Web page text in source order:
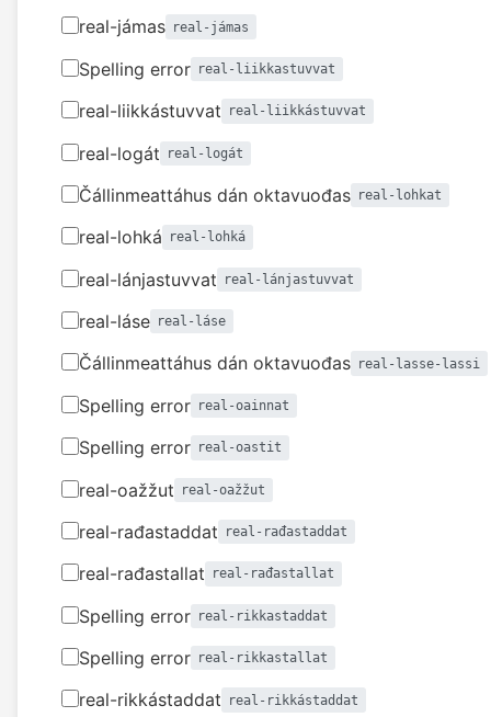
real-jámas real-jámas
Spelling error real-liikkastuvvat
real-liikkástuvvat real-liikkástuvvat
real-logát real-logát
Čállinmeattáhus dán oktavuođas real-lohkat
real-lohká real-lohká
real-lánjastuvvat real-lánjastuvvat
real-láse real-láse
Čállinmeattáhus dán oktavuođas real-lasse-lassi
Spelling error real-oainnat
Spelling error real-oastit
real-oažžut real-oažžut
real-rađastaddat real-rađastaddat
real-rađastallat real-rađastallat
Spelling error real-rikkastaddat
Spelling error real-rikkastallat
real-rikkástaddat real-rikkástaddat